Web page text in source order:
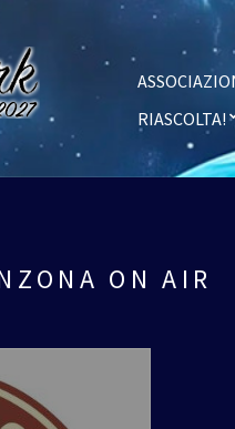
RIASCOLTA!
ON AIR